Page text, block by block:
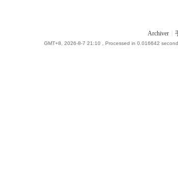
Archiver
GMT+8, 2026-8-7 21:10 , Processed in 0.016642